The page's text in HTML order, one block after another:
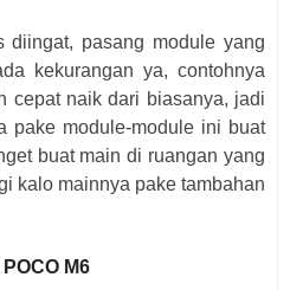
diingat, pasang module yang
kekurangan ya, contohnya
cepat naik dari biasanya, jadi
pake module-module ini buat
buat main di ruangan yang
kalo mainnya pake tambahan
M6